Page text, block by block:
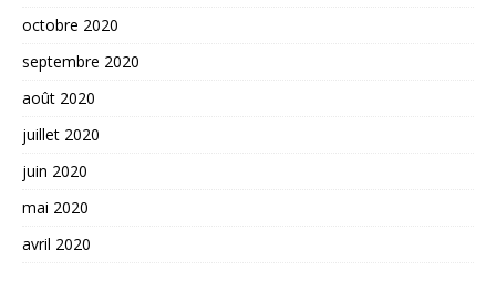
octobre 2020
septembre 2020
août 2020
juillet 2020
juin 2020
mai 2020
avril 2020